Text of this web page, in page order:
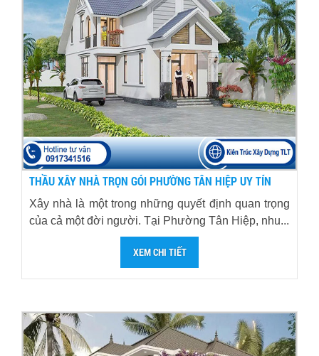
THẦU XÂY NHÀ TRỌN GÓI PHƯỜNG TÂN HIỆP UY TÍN
Xây nhà là một trong những quyết định quan trọng
của cả một đời người. Tại Phường Tân Hiệp, nhu...
XEM CHI TIẾT